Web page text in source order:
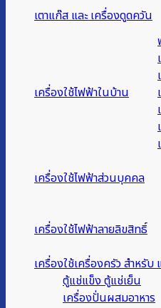
เตาแก๊ส และ เครื่องดูดควัน
เครื่องใช้ไฟฟ้าในบ้าน
เครื่องใช้ไฟฟ้าส่วนบุคคล
เครื่องใช้ไฟฟ้าลายลิขสิทธิ์
เครื่องใช้เครื่องครัว สำหรับ
ตู้แช่แข็ง ตู้แช่เย็น
เครื่องปั่นผสมอาหาร